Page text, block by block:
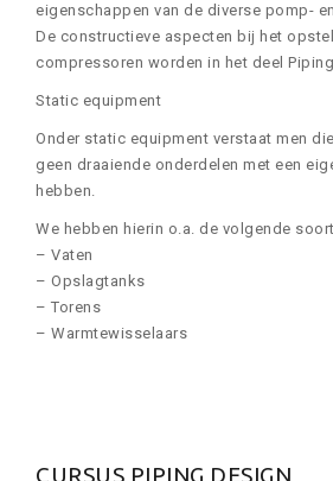
eigenschappen van de diverse pomp-
De constructieve aspecten bij het
compressoren worden in het deel
Static equipment
Onder static equipment verstaat men
geen draaiende onderdelen met een
hebben.
We hebben hierin o.a. de volgende
– Vaten
– Opslagtanks
– Torens
– Warmtewisselaars
CURSUS PIPING DESIGN